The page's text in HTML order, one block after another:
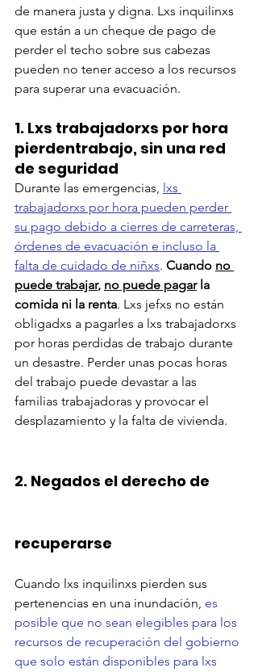
de manera justa y digna. Lxs inquilinxs
que están a un cheque de pago de
perder el techo sobre sus cabezas
pueden no tener acceso a los recursos
para superar una evacuación.
1. Lxs trabajadorxs por hora
pierdentrabajo, sin una red
de seguridad
Durante las emergencias, lxs
trabajadorxs por hora pueden perder
su pago debido a cierres de carreteras,
órdenes de evacuación e incluso la
falta de cuidado de niñxs. Cuando no
puede trabajar, no puede pagar la
comida ni la renta. Lxs jefxs no están
obligadxs a pagarles a lxs trabajadorxs
por horas perdidas de trabajo durante
un desastre. Perder unas pocas horas
del trabajo puede devastar a las
familias trabajadoras y provocar el
desplazamiento y la falta de vivienda.
2. Negados el derecho de
recuperarse
Cuando lxs inquilinxs pierden sus
pertenencias en una inundación, es
posible que no sean elegibles para los
recursos de recuperación del gobierno
que solo están disponibles para lxs